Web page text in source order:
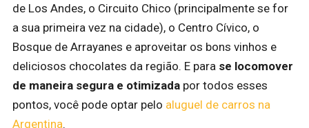
de Los Andes, o Circuito Chico (principalmente se for
a sua primeira vez na cidade), o Centro Cívico, o
Bosque de Arrayanes e aproveitar os bons vinhos e
deliciosos chocolates da região. E para se locomover
de maneira segura e otimizada por todos esses
pontos, você pode optar pelo aluguel de carros na
Argentina.